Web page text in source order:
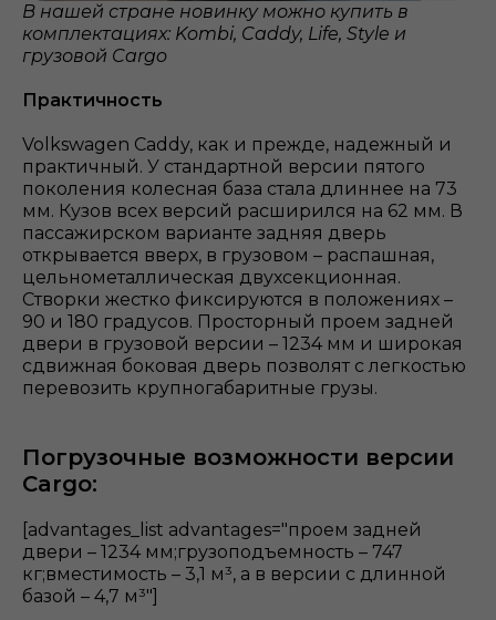
В нашей стране новинку можно купить в
комплектациях: Kombi, Caddy, Life, Style и
грузовой Cargo
Практичность
Volkswagen Caddy, как и прежде, надежный и
практичный. У стандартной версии пятого
поколения колесная база стала длиннее на 73
мм. Кузов всех версий расширился на 62 мм. В
пассажирском варианте задняя дверь
открывается вверх, в грузовом – распашная,
цельнометаллическая двухсекционная.
Створки жестко фиксируются в положениях –
90 и 180 градусов. Просторный проем задней
двери в грузовой версии – 1234 мм и широкая
сдвижная боковая дверь позволят с легкостью
перевозить крупногабаритные грузы.
Погрузочные возможности версии
Cargo:
[advantages_list advantages="проем задней
двери – 1234 мм;грузоподъемность – 747
кг;вместимость – 3,1 м³, а в версии с длинной
базой – 4,7 м³"]